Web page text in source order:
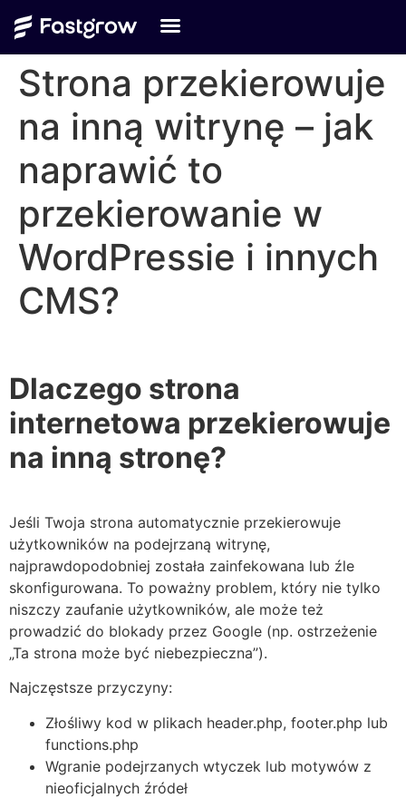
Strona przekierowuje
na inną witrynę – jak
naprawić to
przekierowanie w
WordPressie i innych
CMS?
Dlaczego strona
internetowa przekierowuje
na inną stronę?
Jeśli Twoja strona automatycznie przekierowuje
użytkowników na podejrzaną witrynę,
najprawdopodobniej została zainfekowana lub źle
skonfigurowana. To poważny problem, który nie tylko
niszczy zaufanie użytkowników, ale może też
prowadzić do blokady przez Google (np. ostrzeżenie
„Ta strona może być niebezpieczna”).
Najczęstsze przyczyny:
Złośliwy kod w plikach header.php, footer.php lub
functions.php
Wgranie podejrzanych wtyczek lub motywów z
nieoficjalnych źródeł